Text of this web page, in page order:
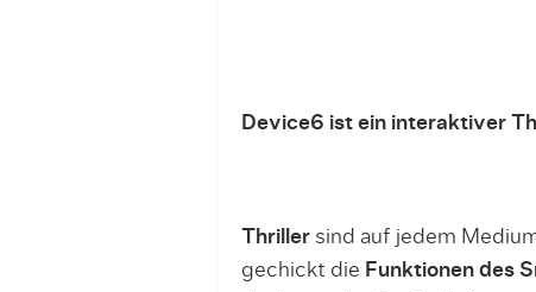
Device6 ist ein interaktiver
Thrillersind auf jedem
gechickt die Funktionen des